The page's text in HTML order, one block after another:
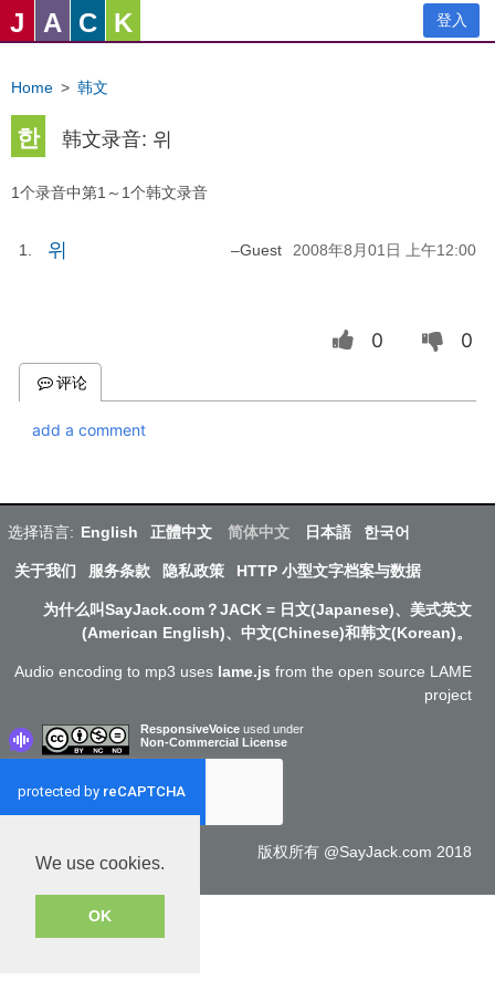
We use cookies.
OK
J A C K 登入
Home > 韩文
한 韩文录音: 위
1个录音中第1～1个韩文录音
1 위 –Guest 2008年8月01日 上午12:00
0 0
评论
add a comment
选择语言: English 正體中文 简体中文 日本語 한국어
关于我们 服务条款 隐私政策 HTTP 小型文字档案与数据
为什么叫SayJack.com？JACK = 日文(Japanese)、美式英文
(American English)、中文(Chinese)和韩文(Korean)。
Audio encoding to mp3 uses lame.js from the open source LAME
project
ResponsiveVoice used under
Non-Commercial License
版权所有 @SayJack.com 2018